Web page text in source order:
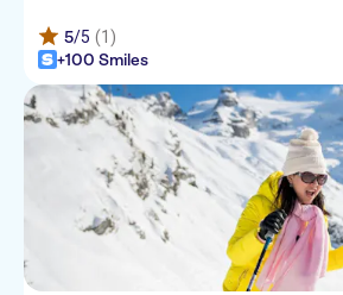
5/5 (1)
+100 Smiles